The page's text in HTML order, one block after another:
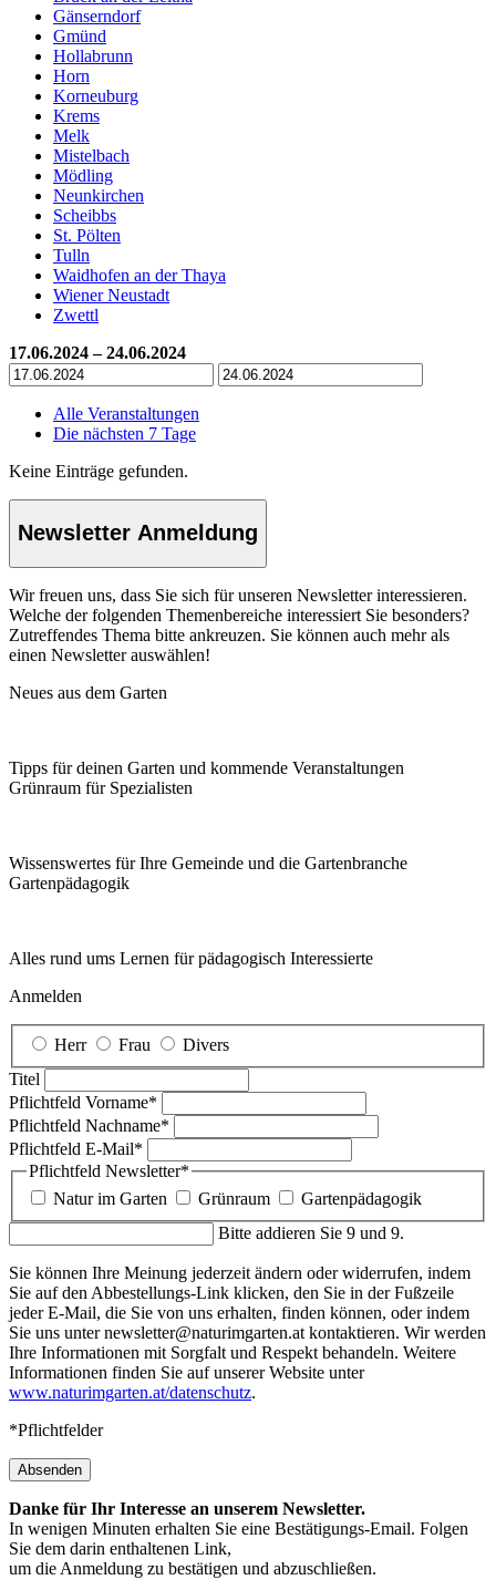
Gänserndorf
Gmünd
Hollabrunn
Horn
Korneuburg
Krems
Melk
Mistelbach
Mödling
Neunkirchen
Scheibbs
St. Pölten
Tulln
Waidhofen an der Thaya
Wiener Neustadt
Zwettl
17.06.2024 – 24.06.2024
Alle Veranstaltungen
Die nächsten 7 Tage
Keine Einträge gefunden.
Newsletter Anmeldung
Wir freuen uns, dass Sie sich für unseren Newsletter interessieren.
Welche der folgenden Themenbereiche interessiert Sie besonders?
Zutreffendes Thema bitte ankreuzen. Sie können auch mehr als
einen Newsletter auswählen!
Neues aus dem Garten
Tipps für deinen Garten und kommende Veranstaltungen
Grünraum für Spezialisten
Wissenswertes für Ihre Gemeinde und die Gartenbranche
Garten­pädagogik
Alles rund ums Lernen für pädagogisch Interessierte
Anmelden
Herr Frau
Divers
Titel
Pflichtfeld Vorname*
Pflichtfeld Nachname*
Pflichtfeld E-Mail*
Pflichtfeld Newsletter*
Natur im Garten
Grünraum
Gartenpädagogik
Bitte addieren Sie 9 und 9.
Sie können Ihre Meinung jederzeit ändern oder widerrufen, indem
Sie auf den Abbestellungs-Link klicken, den Sie in der Fußzeile
jeder E-Mail, die Sie von uns erhalten, finden können, oder indem
Sie uns unter newsletter@naturimgarten.at kontaktieren. Wir werden
Ihre Informationen mit Sorgfalt und Respekt behandeln. Weitere
Informationen finden Sie auf unserer Website unter
www.naturimgarten.at/datenschutz.
*Pflichtfelder
Absenden
Danke für Ihr Interesse an unserem Newsletter.
In wenigen Minuten erhalten Sie eine Bestätigungs-Email. Folgen
Sie dem darin enthaltenen Link,
um die Anmeldung zu bestätigen und abzuschließen.